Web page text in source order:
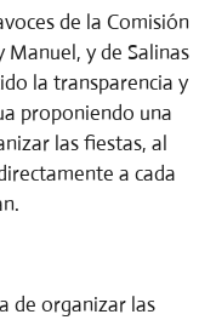
de la Comisión
Manuel, y de Salinas
la transparencia y
proponiendo una
las fiestas, al
a cada
de organizar las